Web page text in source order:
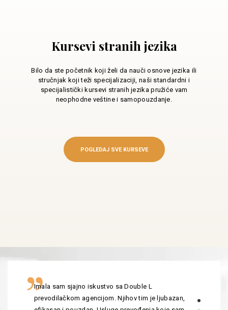
Kursevi stranih jezika
Bilo da ste početnik koji želi da nauči osnove jezika ili
stručnjak koji teži specijalizaciji, naši standardni i
specijalistički kursevi stranih jezika pružiće vam
neophodne veštine i samopouzdanje.
POGLEDAJ SVE KURSEVE
Imala sam sjajno iskustvo sa Double L
prevodilačkom agencijom. Njihov tim je ljubazan,